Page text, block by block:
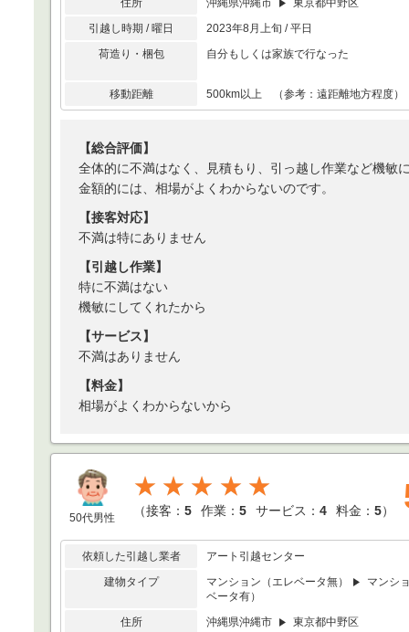
住所 沖縄県沖縄市
東京都中野区
引越し時期 / 曜日
2023年8月上旬 / 平日
荷造り・梱包
自分もしくは家族で行なった
移動距離 500km以上 （参考：遠距離地方程度）
【総合評価】
全体的に不満はなく、見積もり、引っ越し作業など機敏
金額的には、相場がよくわからないのです。
【接客対応】
不満は特にありません
【引越し作業】
特に不満はない
機敏にしてくれたから
【サービス】
不満はありません
【料金】
相場がよくわからないから
50代男性
★★★★★
（接客： 5 作業： 5 サービス： 4 料金： 5）
依頼した引越し業者
アート引越センター
建物タイプ
マンション（エレベータ無）
マンシ
ベータ有）
住所
沖縄県沖縄市
東京都中野区